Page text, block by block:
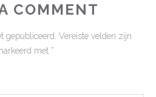
COMMENT
gepubliceerd. Vereiste velden zijn
met *